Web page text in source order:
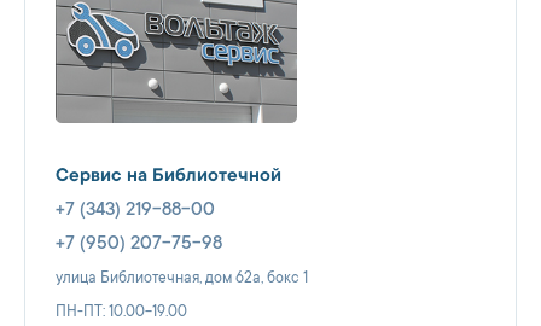
Сервис на Библиотечной
+7 (343) 219-88-00
+7 (950) 207-75-98
улица Библиотечная, дом 62а, бокс 1
ПН-ПТ: 10.00-19.00